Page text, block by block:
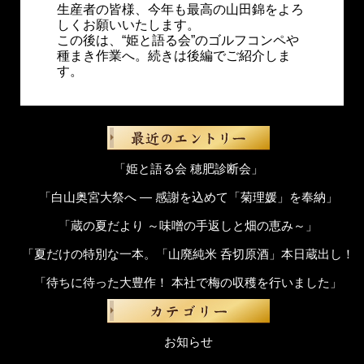
生産者の皆様、今年も最高の山田錦をよろ
しくお願いいたします。
この後は、“姫と語る会”のゴルフコンペや
種まき作業へ。続きは後編でご紹介しま
す。
「姫と語る会 穂肥診断会」
「白山奥宮大祭へ ― 感謝を込めて「菊理媛」を奉納」
「蔵の夏だより ～味噌の手返しと畑の恵み～」
「夏だけの特別な一本。「山廃純米 呑切原酒」本日蔵出し！
「待ちに待った大豊作！ 本社で梅の収穫を行いました」
お知らせ